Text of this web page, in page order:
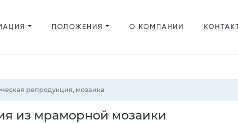
ПОЛОЖЕНИЯ О КОМПАНИИ
репродукция, мозаика
из мраморной мозаики